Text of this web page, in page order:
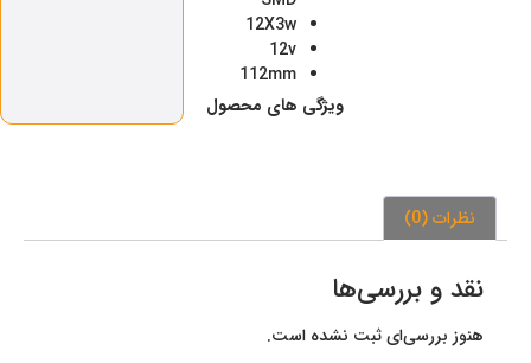
12X3w
12v
112mm
ویژگی‌ های محصول
نظرات (0)
نقد و بررسی‌ها
هنوز بررسی‌ای ثبت نشده است.